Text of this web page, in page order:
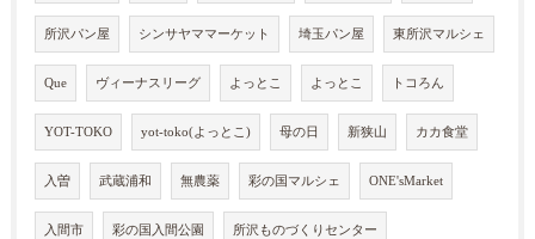
所沢パン屋 シンサヤママーケット 埼玉パン屋 東所沢マルシェ
Que ヴィーナスリーグ よっとこ よっとこ トコろん
YOT-TOKO yot-toko(よっとこ) 母の日 新狭山 カカ食堂
入曽 武蔵浦和 無農薬 彩の国マルシェ ONE'sMarket
入間市 彩の国入間公園 所沢ものづくりセンター